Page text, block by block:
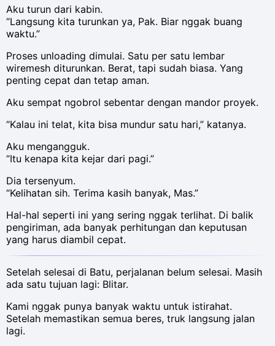
Aku turun dari kabin.
“Langsung kita turunkan ya, Pak. Biar nggak buang
waktu.”
Proses unloading dimulai. Satu per satu lembar
wiremesh diturunkan. Berat, tapi sudah biasa. Yang
penting cepat dan tetap aman.
Aku sempat ngobrol sebentar dengan mandor proyek.
“Kalau ini telat, kita bisa mundur satu hari,” katanya.
Aku mengangguk.
“Itu kenapa kita kejar dari pagi.”
Dia tersenyum.
“Kelihatan sih. Terima kasih banyak, Mas.”
Hal-hal seperti ini yang sering nggak terlihat. Di balik
pengiriman, ada banyak perhitungan dan keputusan
yang harus diambil cepat.
Setelah selesai di Batu, perjalanan belum selesai. Masih
ada satu tujuan lagi: Blitar.
Kami nggak punya banyak waktu untuk istirahat.
Setelah memastikan semua beres, truk langsung jalan
lagi.